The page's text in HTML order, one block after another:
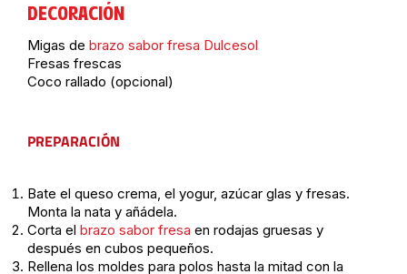
DECORACIÓN
Migas de brazo sabor fresa Dulcesol
Fresas frescas
Coco rallado (opcional)
PREPARACIÓN
Bate el queso crema, el yogur, azúcar glas y fresas.
Monta la nata y añádela.
Corta el brazo sabor fresa en rodajas gruesas y
después en cubos pequeños.
Rellena los moldes para polos hasta la mitad con la